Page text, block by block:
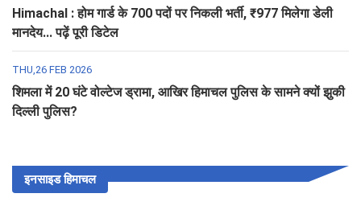
Himachal : होम गार्ड के 700 पदों पर निकली भर्ती, ₹977 मिलेगा डेली
मानदेय... पढ़ें पूरी डिटेल
THU,26 FEB 2026
शिमला में 20 घंटे वोल्टेज ड्रामा, आखिर हिमाचल पुलिस के सामने क्यों झुकी
दिल्ली पुलिस?
इनसाइड हिमाचल